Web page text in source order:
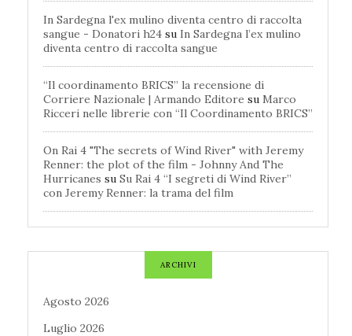
In Sardegna l'ex mulino diventa centro di raccolta
sangue - Donatori h24 su In Sardegna l’ex mulino
diventa centro di raccolta sangue
“Il coordinamento BRICS” la recensione di
Corriere Nazionale | Armando Editore su Marco
Ricceri nelle librerie con “Il Coordinamento BRICS”
On Rai 4 "The secrets of Wind River" with Jeremy
Renner: the plot of the film - Johnny And The
Hurricanes su Su Rai 4 “I segreti di Wind River”
con Jeremy Renner: la trama del film
ARCHIVI
Agosto 2026
Luglio 2026